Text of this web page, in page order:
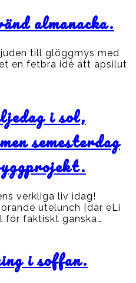
almanacka.
till glöggmys med
en fetbra idé att apsilut
i sol,
semesterdag
verkliga liv idag!
utelunch [där eLi
för faktiskt ganska…
i soffan.